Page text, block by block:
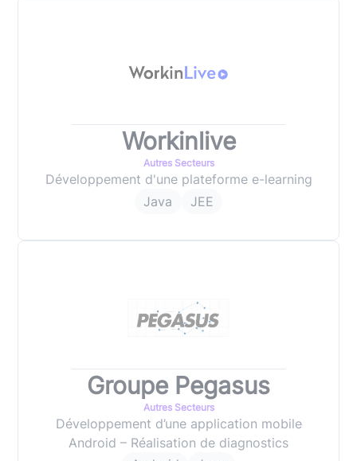
Workinlive
Autres Secteurs
Développement d'une plateforme e-learning
Java
JEE
Groupe Pegasus
Autres Secteurs
Développement d’une application mobile
Android – Réalisation de diagnostics